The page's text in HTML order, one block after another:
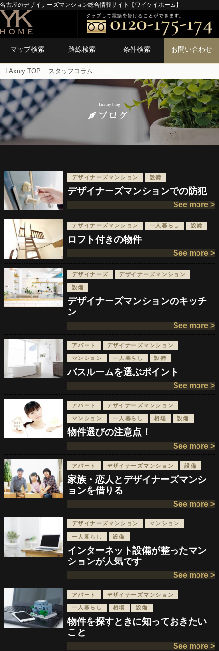
名古屋のデザイナーズマンション総合情報サイト【ワイケイホーム】
マップ検索 路線検索 条件検索 お問い合わせ
LAxury TOP スタッフコラム
デザイナーズマンション 設備
デザイナーズマンションでの防犯
See more >
デザイナーズマンション 一人暮らし 設備
ロフト付きの物件
See more >
デザイナーズ デザイナーズマンション
設備
デザイナーズマンションのキッチ
ン
See more >
アパート デザイナーズマンション
マンション 一人暮らし 設備
バスルームを選ぶポイント
See more >
アパート デザイナーズマンション
マンション 一人暮らし 相場 設備
物件選びの注意点！
See more >
アパート デザイナーズマンション 設備
家族・恋人とデザイナーズマンシ
ョンを借りる
See more >
デザイナーズマンション マンション
一人暮らし 設備
インターネット設備が整ったマン
ションが人気です
See more >
アパート デザイナーズマンション
一人暮らし 相場 設備
物件を探すときに知っておきたい
こと
See more >